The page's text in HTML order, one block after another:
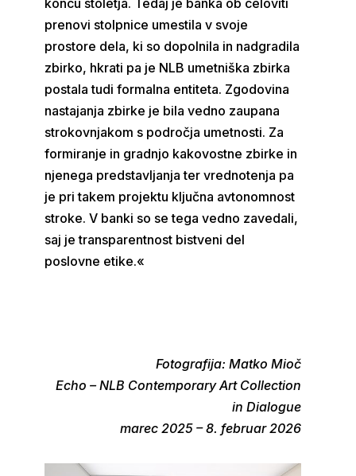
koncu stoletja. Tedaj je banka ob celoviti
prenovi stolpnice umestila v svoje
prostore dela, ki so dopolnila in nadgradila
zbirko, hkrati pa je NLB umetniška zbirka
postala tudi formalna entiteta. Zgodovina
nastajanja zbirke je bila vedno zaupana
strokovnjakom s področja umetnosti. Za
formiranje in gradnjo kakovostne zbirke in
njenega predstavljanja ter vrednotenja pa
je pri takem projektu ključna avtonomnost
stroke. V banki so se tega vedno zavedali,
saj je transparentnost bistveni del
poslovne etike.«
Fotografija: Matko Mioč
Echo – NLB Contemporary Art Collection
in Dialogue
marec 2025 – 8. februar 2026